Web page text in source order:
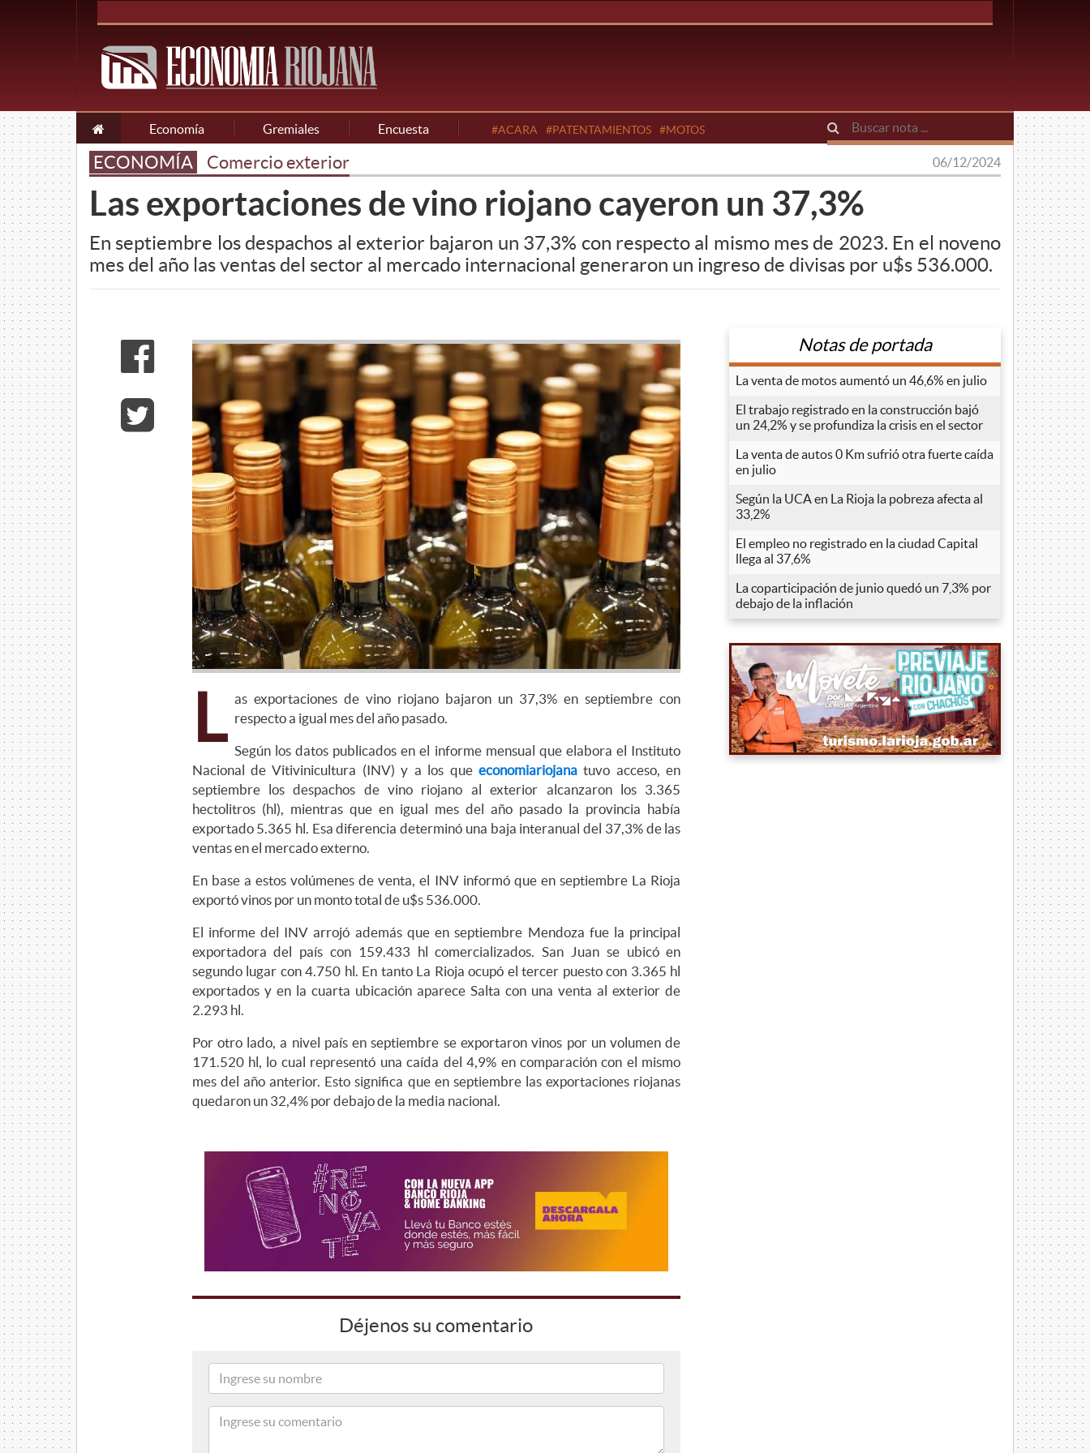
Economía Gremiales Encuesta #ACARA #PATENTAMIENTOS #MOTOS
ECONOMÍA Comercio exterior 06/12/2024
Las exportaciones de vino riojano cayeron un 37,3%
En septiembre los despachos al exterior bajaron un 37,3% con respecto al mismo mes de 2023. En el noveno
mes del año las ventas del sector al mercado internacional generaron un ingreso de divisas por u$s 536.000.
L as exportaciones de vino riojano bajaron un 37,3% en septiembre con
respecto a igual mes del año pasado.
Según los datos publicados en el informe mensual que elabora el Instituto
Nacional de Vitivinicultura (INV) y a los queeconomiariojana tuvo acceso, en
septiembre los despachos de vino riojano al exterior alcanzaron los 3.365
hectolitros (hl), mientras que en igual mes del año pasado la provincia había
exportado 5.365 hl. Esa diferencia determinó una baja interanual del 37,3% de las
ventas en el mercado externo.
En base a estos volúmenes de venta, el INV informó que en septiembre La Rioja
exportó vinos por un monto total de u$s 536.000.
El informe del INV arrojó además que en septiembre Mendoza fue la principal
exportadora del país con 159.433 hl comercializados. San Juan se ubicó en
segundo lugar con 4.750 hl. En tanto La Rioja ocupó el tercer puesto con 3.365 hl
exportados y en la cuarta ubicación aparece Salta con una venta al exterior de
2.293 hl.
Por otro lado, a nivel país en septiembre se exportaron vinos por un volumen de
171.520 hl, lo cual representó una caída del 4,9% en comparación con el mismo
mes del año anterior. Esto significa que en septiembre las exportaciones riojanas
quedaron un 32,4% por debajo de la media nacional.
Déjenos su comentario
Notas de portada
La venta de motos aumentó un 46,6% en julio
El trabajo registrado en la construcción bajó
un 24,2% y se profundiza la crisis en el sector
La venta de autos 0 Km sufrió otra fuerte caída
en julio
Según la UCA en La Rioja la pobreza afecta al
33,2%
El empleo no registrado en la ciudad Capital
llega al 37,6%
La coparticipación de junio quedó un 7,3% por
debajo de la inflación